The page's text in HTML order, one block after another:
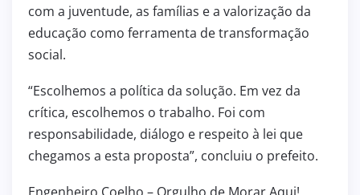
com a juventude, as famílias e a valorização da
educação como ferramenta de transformação
social.
“Escolhemos a política da solução. Em vez da
crítica, escolhemos o trabalho. Foi com
responsabilidade, diálogo e respeito à lei que
chegamos a esta proposta”, concluiu o prefeito.